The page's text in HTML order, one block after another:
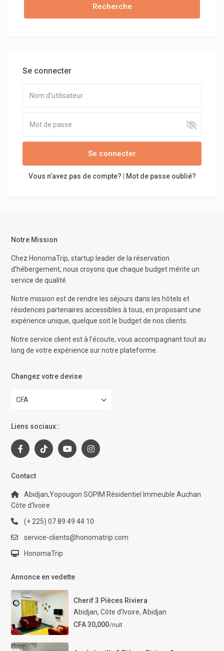
Se connecter
Se connecter
Vous n’avez pas de compte? Mot de passe oublié?
Notre Mission
Chez HonomaTrip, startup leader de la réservation
d’hébergement, nous croyons que chaque budget mérite un
service de qualité.
Notre mission est de rendre les séjours dans les hôtels et
résidences partenaires accessibles à tous, en proposant une
expérience unique, quelque soit le budget de nos clients.
Notre service client est à l’écoute, vous accompagnant tout au
long de votre expérience sur notre plateforme.
Changez votre devise
CFA
Liens sociaux::
Contact
Abidjan,Yopougon SOPIM Résidentiel Immeuble Auchan
Côte d‘Ivoire
(+ 225) 07 89 49 44 10
service-clients@honomatrip.com
HonomaTrip
Annonce en vedette
Cherif 3 Pièces Riviera
Abidjan, Côte d'Ivoire, Abidjan
CFA 30,000/nuit